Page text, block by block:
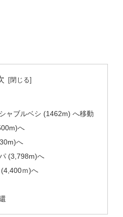
ャブルベシ (1462m) へ移動
へ
へ
(3,798m)へ
ｍ)へ